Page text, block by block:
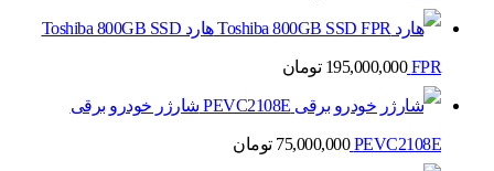
هارد Toshiba 800GB SSD
FPR
195,000,000 تومان
شارژر خودرو برقی
PEVC2108E
75,000,000 تومان